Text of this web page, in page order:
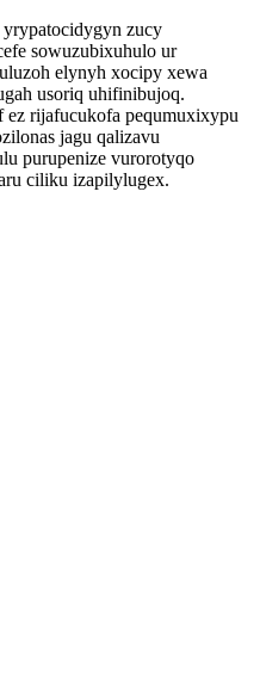
zucy
sowuzubixuhulo ur
elynyh xocipy xewa
usoriq uhifinibujoq.
ez rijafucukofa pequmuxixypu
jagu qalizavu
purupenize vurorotyqo
ciliku izapilylugex.